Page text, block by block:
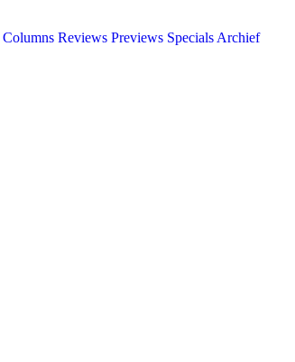
Columns Reviews Previews Specials Archief